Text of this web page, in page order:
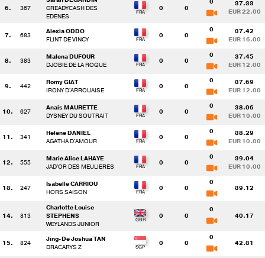
6. 367
GREADYCASH DES
EDENES
0 0
37.33
EUR 22.00
7. 683
Alexia ODDO
FLINT DE VINCY
0 0
0 37.42
EUR 16.00
8. 383
Malena DUFOUR
DJOBIE DE LA ROQUE
0 0
0 37.45
EUR 12.00
9. 442
Romy GIAT
IRONY D'ARROUAISE
0 0
0 37.69
EUR 12.00
10. 627
Anais MAURETTE
DYSNEY DU SOUTRAIT
0 0
0 38.06
EUR 10.00
11. 341
Helene DANIEL
AGATHA D'AMOUR
0 0
0 38.29
EUR 10.00
12. 555
Marie Alice LAHAYE
JAD'OR DES MEULIERES
0 0
0 39.04
EUR 10.00
13. 247
Isabelle CARRIOU
HORS SAISON
0 0
0
39.12
14. 813
Charlotte Louise
STEPHENS
WEYLANDS JUNIOR
0 0
0
40.17
15. 824
Jing-De Joshua TAN
DRACARYS Z
0 0
0
42.31